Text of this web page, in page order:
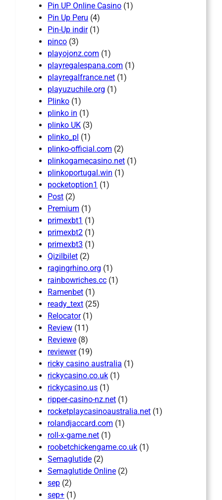
Pin UP Online Casino (1)
Pin Up Peru (4)
Pin-Up indir(1)
pinco (3)
playojonz.com (1)
playregalespana.com (1)
playregalfrance.net (1)
playuzuchile.org (1)
Plinko (1)
plinko in (1)
plinko UK (3)
plinko_pl (1)
plinko-official.com (2)
plinkogamecasino.net (1)
plinkoportugal.win (1)
pocketoption1 (1)
Post (2)
Premium (1)
primexbt1 (1)
primexbt2 (1)
primexbt3 (1)
Qizilbilet (2)
ragingrhino.org (1)
rainbowriches.cc (1)
Ramenbet (1)
ready_text (25)
Relocator(1)
Review (11)
Reviewe (8)
reviewer(19)
ricky casino australia (1)
rickycasino.co.uk (1)
rickycasino.us (1)
ripper-casino-nz.net (1)
rocketplaycasinoaustralia.net (1)
rolandjaccard.com (1)
roll-x-game.net (1)
roobetchickengame.co.uk (1)
Semaglutide (2)
Semaglutide Online (2)
sep (2)
sep+ (1)